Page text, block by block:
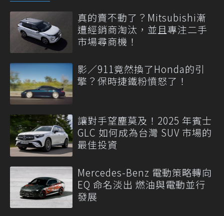
真的賣不動了？Mitsubishi漸
遭經銷商淘汰，並且專注二手
市場尋商機！
影／911竟然換了Honda的引
擎？保時捷鐵粉憤怒了！
讓對手望塵莫及！2025 年賓士
GLC 如何成為台灣 SUV 市場的
最佳投資
Mercedes-Benz 電動策略轉向
EQ 命名淡出 燃油與電動並行
發展